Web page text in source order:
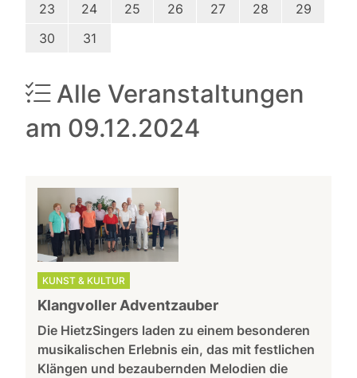
23
24 25 26 27 28
29
30
31
Alle Veranstaltungen
am 09.12.2024
KUNST & KULTUR
Klangvoller Adventzauber
Die HietzSingers laden zu einem besonderen
musikalischen Erlebnis ein, das mit festlichen
Klängen und bezaubernden Melodien die